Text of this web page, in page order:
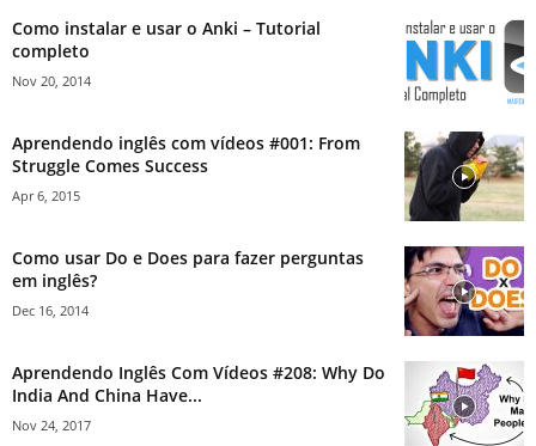
Como instalar e usar o Anki – Tutorial
completo
Nov 20, 2014
Aprendendo inglês com vídeos #001: From
Struggle Comes Success
Apr 6, 2015
Como usar Do e Does para fazer perguntas
em inglês?
Dec 16, 2014
Aprendendo Inglês Com Vídeos #208: Why Do
India And China Have...
Nov 24, 2017